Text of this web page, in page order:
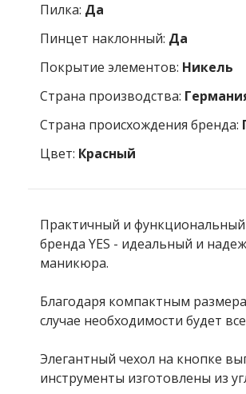
Пилка: Да
Пинцет наклонный: Да
Покрытие элементов: Никель
Страна производства:
Страна происхождения бренда:
Цвет: Красный
Практичный и
бренда YES - идеальный и
маникюра.
Благодаря компактным
случае необходимости будет
Элегантный чехол на кнопке
инструменты изготовлены из